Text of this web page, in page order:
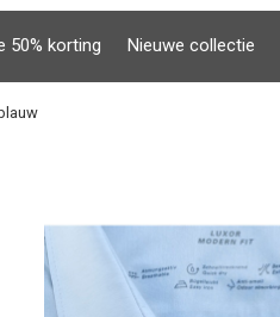
50% korting Nieuwe collectie